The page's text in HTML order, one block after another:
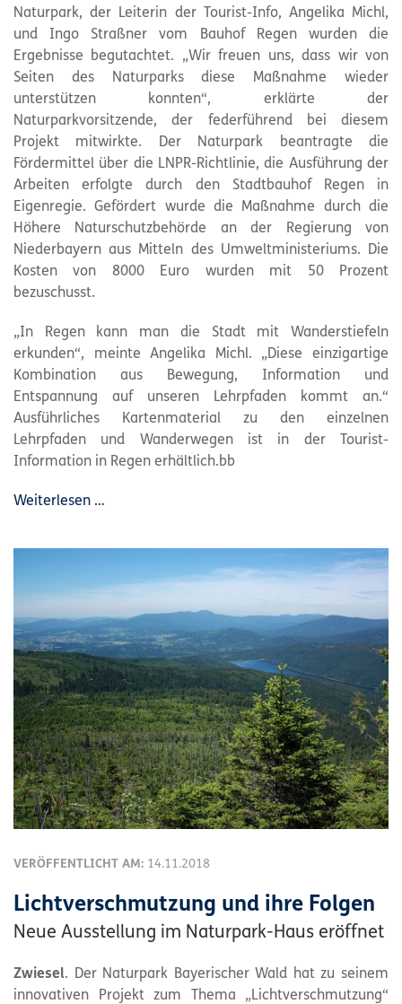
Naturpark, der Leiterin der Tourist-Info, Angelika Michl,
und Ingo Straßner vom Bauhof Regen wurden die
Ergebnisse begutachtet. „Wir freuen uns, dass wir von
Seiten des Naturparks diese Maßnahme wieder
unterstützen konnten“, erklärte der
Naturparkvorsitzende, der federführend bei diesem
Projekt mitwirkte. Der
Naturpark beantragte die
Fördermittel über die LNPR-Richtlinie, die Ausführung der
Arbeiten erfolgte durch den Stadtbauhof Regen in
Eigenregie. Gefördert wurde die Maßnahme durch die
Höhere Naturschutzbehörde an der Regierung von
Niederbayern aus Mitteln des Umweltministeriums. Die
Kosten von 8000 Euro wurden mit 50 Prozent
bezuschusst.
„In Regen kann man die Stadt mit Wanderstiefeln
erkunden“, meinte Angelika Michl. „Diese einzigartige
Kombination aus Bewegung, Information und
Entspannung auf unseren Lehrpfaden kommt an.“
Ausführliches Kartenmaterial zu den einzelnen
Lehrpfaden und Wanderwegen ist in der Tourist-
Information in Regen erhältlich.bb
Weiterlesen …
VERÖFFENTLICHT AM: 14.11.2018
Lichtverschmutzung und ihre Folgen
Neue Ausstellung im Naturpark-Haus eröffnet
Zwiesel. Der Naturpark Bayerischer Wald hat zu seinem
innovativen Projekt zum Thema „Lichtverschmutzung“